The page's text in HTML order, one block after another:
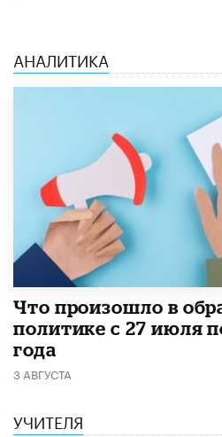
АНАЛИТИКА
​Что произошло в
политике с 27 июля
года
3 АВГУСТА
УЧИТЕЛЯ